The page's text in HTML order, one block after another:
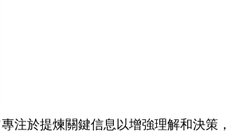
注於提煉關鍵信息以增強理解和決策